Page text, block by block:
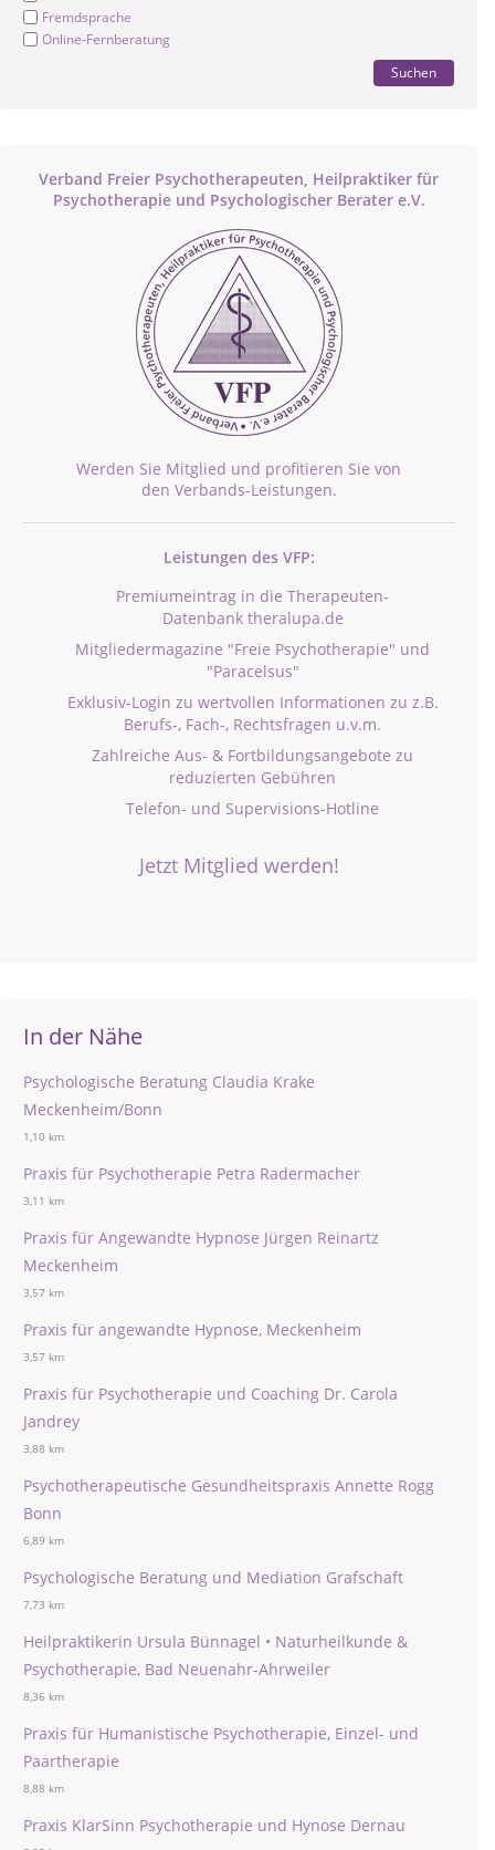
Fremdsprache
Online-Fernberatung
Suchen
Verband Freier Psychotherapeuten, Heilpraktiker für
Psychotherapie und Psychologischer Berater e.V.
Werden Sie Mitglied und profitieren Sie von
den Verbands-Leistungen.
Leistungen des VFP:
Premiumeintrag in die Therapeuten-
Datenbank theralupa.de
Mitgliedermagazine "Freie Psychotherapie" und
"Paracelsus"
Exklusiv-Login zu wertvollen Informationen zu z.B.
Berufs-, Fach-, Rechtsfragen u.v.m.
Zahlreiche Aus- & Fortbildungsangebote zu
reduzierten Gebühren
Telefon- und Supervisions-Hotline
Jetzt Mitglied werden!
In der Nähe
Psychologische Beratung Claudia Krake
Meckenheim/Bonn
1,10 km
Praxis für Psychotherapie Petra Radermacher
3,11 km
Praxis für Angewandte Hypnose Jürgen Reinartz
Meckenheim
3,57 km
Praxis für angewandte Hypnose, Meckenheim
3,57 km
Praxis für Psychotherapie und Coaching Dr. Carola
Jandrey
3,88 km
Psychotherapeutische Gesundheitspraxis Annette Rogg
Bonn
6,89 km
Psychologische Beratung und Mediation Grafschaft
7,73 km
Heilpraktikerin Ursula Bünnagel • Naturheilkunde &
Psychotherapie, Bad Neuenahr-Ahrweiler
8,36 km
Praxis für Humanistische Psychotherapie, Einzel- und
Paartherapie
8,88 km
Praxis KlarSinn Psychotherapie und Hynose Dernau